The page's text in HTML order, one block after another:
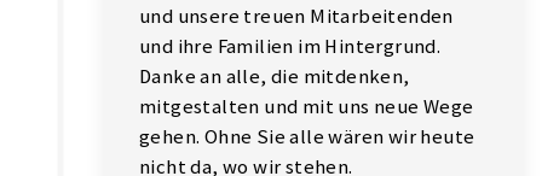
und unsere treuen Mitarbeitenden
und ihre Familien im Hintergrund.
Danke an alle, die mitdenken,
mitgestalten und mit uns neue Wege
gehen. Ohne Sie alle wären wir heute
nicht da, wo wir stehen.